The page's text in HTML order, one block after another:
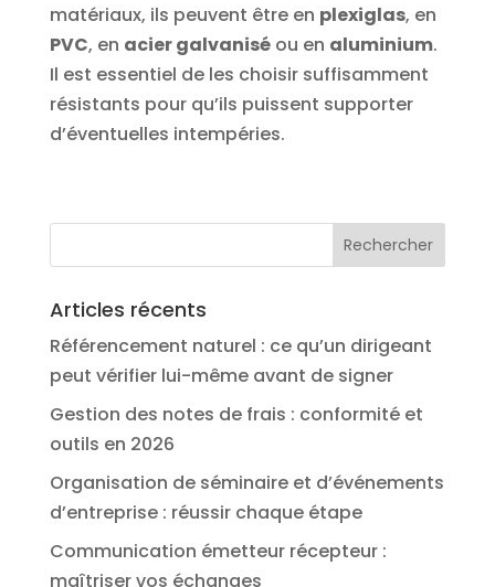
matériaux, ils peuvent être en plexiglas, en
PVC, en acier galvaniséou en aluminium.
Il est essentiel de les choisir suffisamment
résistants pour qu’ils puissent supporter
d’éventuelles intempéries.
Articles récents
Référencement naturel : ce qu’un dirigeant
peut vérifier lui-même avant de signer
Gestion des notes de frais : conformité et
outils en 2026
Organisation de séminaire et d’événements
d’entreprise : réussir chaque étape
Communication émetteur récepteur :
maîtriser vos échanges